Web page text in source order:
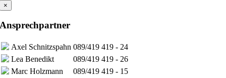
×
Ansprechpartner
Axel Schnitzspahn 089/419 419 - 24
Lea Benedikt
089/419 419 - 26
Marc Holzmann
089/419 419 - 15